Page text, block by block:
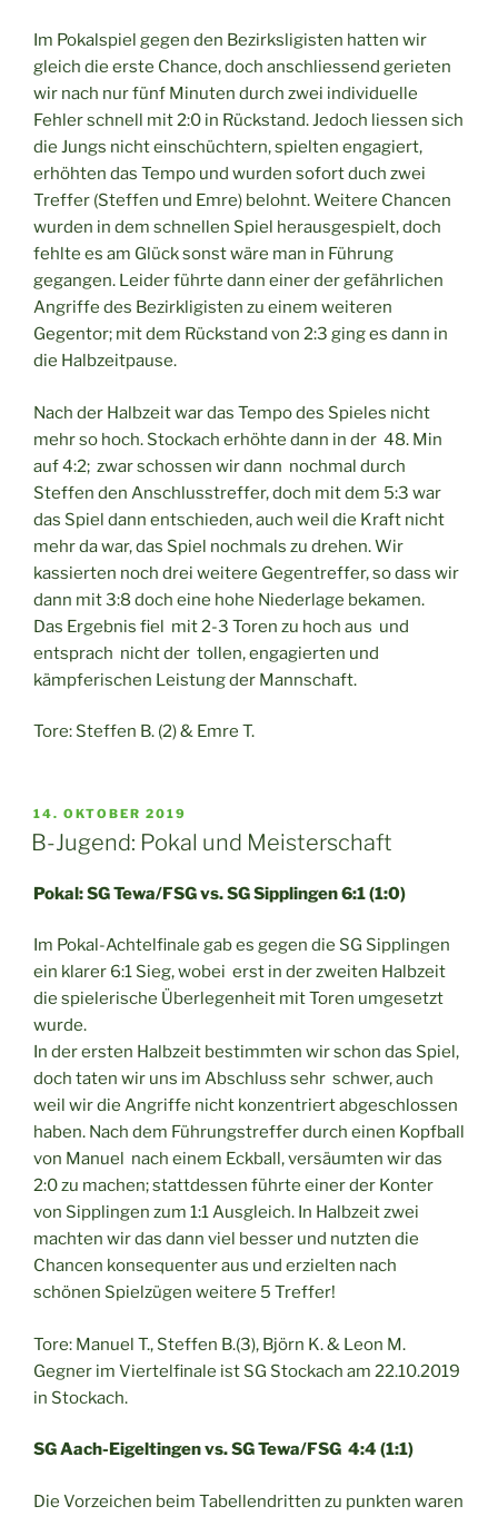
Im Pokalspiel gegen den Bezirksligisten hatten wir
gleich die erste Chance, doch anschliessend gerieten
wir nach nur fünf Minuten durch zwei individuelle
Fehler schnell mit 2:0 in Rückstand. Jedoch liessen sich
die Jungs nicht einschüchtern, spielten engagiert,
erhöhten das Tempo und wurden sofort duch zwei
Treffer (Steffen und Emre) belohnt. Weitere Chancen
wurden in dem schnellen Spiel herausgespielt, doch
fehlte es am Glück sonst wäre man in Führung
gegangen. Leider führte dann einer der gefährlichen
Angriffe des Bezirkligisten zu einem weiteren
Gegentor; mit dem Rückstand von 2:3 ging es dann in
die Halbzeitpause.
Nach der Halbzeit war das Tempo des Spieles nicht
mehr so hoch. Stockach erhöhte dann in der 48. Min
auf 4:2; zwar schossen wir dann nochmal durch
Steffen den Anschlusstreffer, doch mit dem 5:3 war
das Spiel dann entschieden, auch weil die Kraft nicht
mehr da war, das Spiel nochmals zu drehen. Wir
kassierten noch drei weitere Gegentreffer, so dass wir
dann mit 3:8 doch eine hohe Niederlage bekamen.
Das Ergebnis fiel mit 2-3 Toren zu hoch aus und
entsprach nicht der tollen, engagierten und
kämpferischen Leistung der Mannschaft.
Tore: Steffen B. (2) & Emre T.
VERÖFFENTLICHT
AM
14. OKTOBER 2019
B-Jugend: Pokal und Meisterschaft
Pokal: SG Tewa/FSG vs. SG Sipplingen 6:1 (1:0)
Im Pokal-Achtelfinale gab es gegen die SG Sipplingen
ein klarer 6:1 Sieg, wobei erst in der zweiten Halbzeit
die spielerische Überlegenheit mit Toren umgesetzt
wurde.
In der ersten Halbzeit bestimmten wir schon das Spiel,
doch taten wir uns im Abschluss sehr schwer, auch
weil wir die Angriffe nicht konzentriert abgeschlossen
haben. Nach dem Führungstreffer durch einen Kopfball
von Manuel nach einem Eckball, versäumten wir das
2:0 zu machen; stattdessen führte einer der Konter
von Sipplingen zum 1:1 Ausgleich. In Halbzeit zwei
machten wir das dann viel besser und nutzten die
Chancen konsequenter aus und erzielten nach
schönen Spielzügen weitere 5 Treffer!
Tore: Manuel T., Steffen B.(3), Björn K. & Leon M.
Gegner im Viertelfinale ist SG Stockach am 22.10.2019
in Stockach.
SG Aach-Eigeltingen vs. SG Tewa/FSG 4:4 (1:1)
Die Vorzeichen beim Tabellendritten zu punkten waren